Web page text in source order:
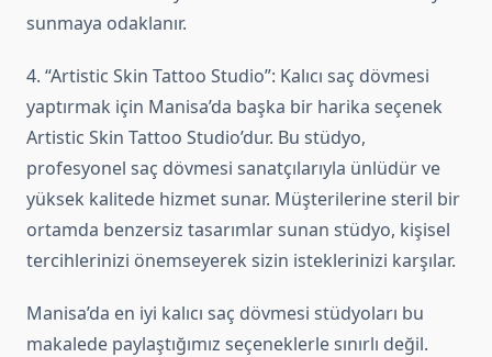
sunmaya odaklanır.
4. “Artistic Skin Tattoo Studio”: Kalıcı saç dövmesi
yaptırmak için Manisa’da başka bir harika seçenek
Artistic Skin Tattoo Studio’dur. Bu stüdyo,
profesyonel saç dövmesi sanatçılarıyla ünlüdür ve
yüksek kalitede hizmet sunar. Müşterilerine steril bir
ortamda benzersiz tasarımlar sunan stüdyo, kişisel
tercihlerinizi önemseyerek sizin isteklerinizi karşılar.
Manisa’da en iyi kalıcı saç dövmesi stüdyoları bu
makalede paylaştığımız seçeneklerle sınırlı değil.